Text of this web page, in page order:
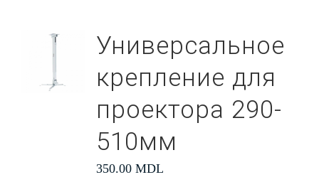
Универсальное
крепление для
проектора 290-
510мм
350.00 MDL